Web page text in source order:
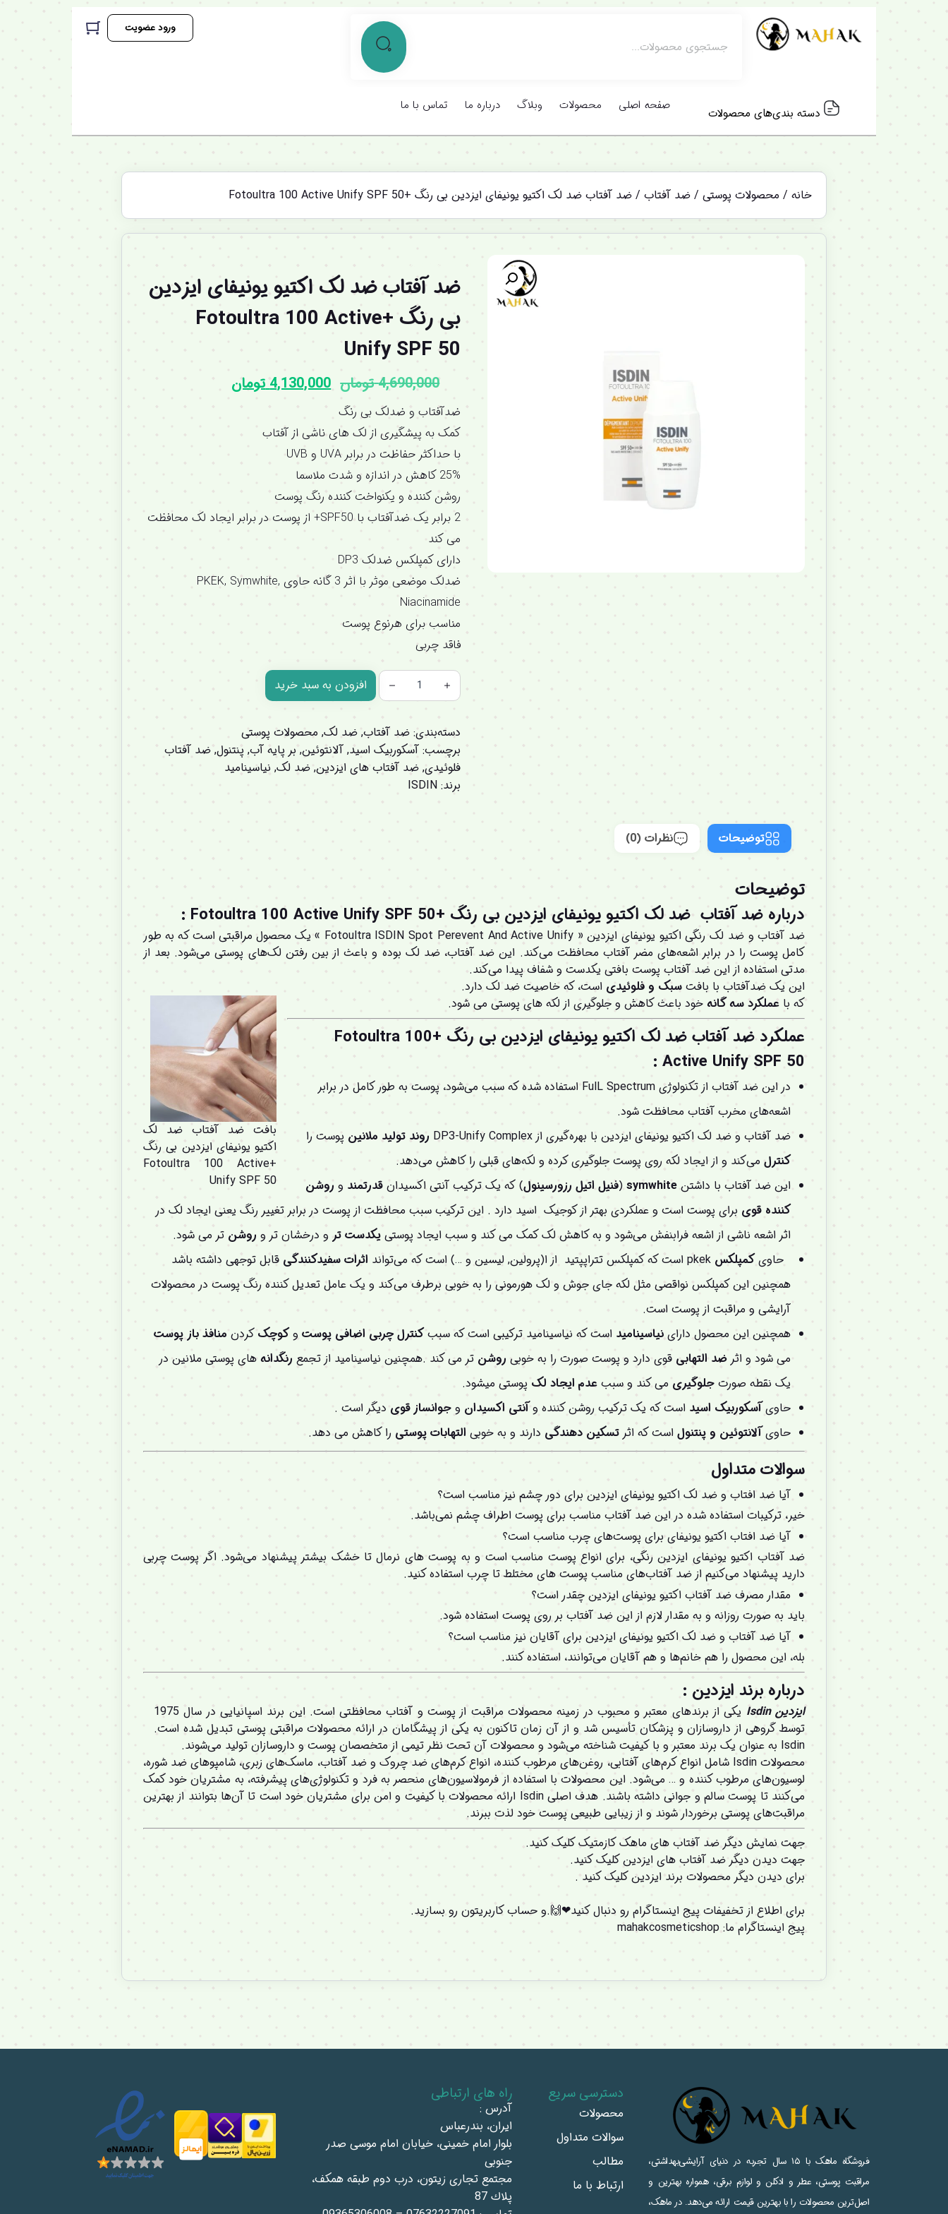
ورود عضویت
دسته بندی‌های محصولات صفحه اصلی محصولات وبلاگ درباره ما تماس با ما
خانه / محصولات پوستی / ضد آفتاب / ضد آفتاب ضد لک اکتیو یونیفای ایزدین بی رنگ +Fotoultra 100 Active Unify SPF 50
ضد آفتاب ضد لک اکتیو یونیفای ایزدین
بی رنگ +Fotoultra 100 Active
Unify SPF 50
4,690,000تومان 4,130,000تومان
ضدآفتاب و ضدلک بی رنگ
کمک به پیشگیری از لک های ناشی از آفتاب
با حداکثر حفاظت در برابر UVA و UVB
25% کاهش در اندازه و شدت ملاسما
روشن کننده و یکنواخت کننده رنگ پوست
2 برابر یک ضدآفتاب با SPF50+ از پوست در برابر ایجاد لک محافظت
می کند
دارای کمپلکس ضدلک DP3
ضدلک موضعی موثر با اثر 3 گانه حاوی PKEK, Symwhite,
Niacinamide
مناسب برای هرنوع پوست
فاقد چربی
افزودن به سبد خرید
دسته‌بندی: ضد آفتاب, ضد لک, محصولات پوستی
برچسب: آسکوربیک اسید, آلانتوئین, بر پایه آب, پنتنول, ضد آفتاب
فلوئیدی, ضد آفتاب های ایزدین, ضد لک, نیاسینامید
برند: ISDIN
توضیحات نظرات (0)
توضیحات
درباره ضد آفتاب ضد لک اکتیو یونیفای ایزدین بی رنگ +Fotoultra 100 Active Unify SPF 50 :
ضد آفتاب و ضد لک رنگی اکتیو یونیفای ایزدین « Fotoultra ISDIN Spot Perevent And Active Unify » یک محصول مراقبتی است که به طور
کامل پوست را در برابر اشعه‌های مضر آفتاب محافظت می‌کند. این ضد آفتاب، ضد لک بوده و باعث از بین رفتن لک‌های پوستی می‌شود. بعد از
مدتی استفاده از این ضد آفتاب پوست بافتی یکدست و شفاف پیدا می‌کند.
این یک ضدآفتاب با بافت سبک و فلوئیدی است، که خاصیت ضد لک دارد.
بافت ضد آفتاب ضد لک
اکتیو یونیفای ایزدین بی رنگ
+Fotoultra 100 Active
Unify SPF 50
که با عملکرد سه گانه خود باعث کاهش و جلوگیری از لکه های پوستی می شود.
عملکرد ضد آفتاب ضد لک اکتیو یونیفای ایزدین بی رنگ +Fotoultra 100
Active Unify SPF 50 :
در این ضد آفتاب از تکنولوژی FulL Spectrum استفاده شده که سبب می‌شود، پوست به طور کامل در برابر
اشعه‌های مخرب آفتاب محافظت شود.
ضد آفتاب و ضد لک اکتیو یونیفای ایزدین با بهره‌گیری از DP3-Unify Complex
روند تولید ملانین پوست را
کنترل می‌کند و از ایجاد لکه روی پوست جلوگیری کرده و لکه‌های قبلی را کاهش می‌دهد.
این ضد آفتاب با داشتن symwhite
(فنیل اتیل رزورسینول) که یک ترکیب آنتی اکسیدان قدرتمند و روشن
کننده قوی برای پوست است و عملکردی بهتر از کوجیک اسید دارد . این ترکیب سبب محافظت از پوست در برابر تغییر رنگ یعنی ایجاد لک در
اثر اشعه ناشی از اشعه فرابنفش می‌شود و به کاهش لک کمک می کند و سبب ایجاد پوستی یکدست تر و درخشان تر و روشن تر می شود.
حاویکمپلکس اثرات سفیدکنندگی قابل توجهی داشته باشد
همچنین این کمپلکس نواقصی مثل لکه جای جوش و لک هورمونی را به خوبی برطرف می‌کند و یک عامل تعدیل کننده رنگ پوست در محصولات
آرایشی و مراقبت از پوست است.
همچنین این محصول دارای نیاسینامید است که نیاسینامید ترکیبی است که سببکنترل چربی اضافی پوست وکوچک کردن منافذ باز پوست
می شود و اثر ضد التهابی قوی دارد و پوست صورت را به خوبی روشن تر می کند .همچنین نیاسینامید از تجمع رنگدانه های پوستی ملانین در
یک نقطه صورت جلوگیری می کند و سبب عدم ایجاد لک پوستی میشود.
حاویآسکوربیک اسید است که یک ترکیب روشن کننده وآنتی اکسیدان و جوانساز قوی دیگر است .
حاویآلانتوئین و پنتنول است که اثر تسکین دهندگی دارند و به خوبی التهابات پوستی را کاهش می دهد.
سوالات متداول
آیا ضد افتاب و ضد لک اکتیو یونیفای ایزدین برای دور چشم نیز مناسب است؟
خیر، ترکیبات استفاده شده در این ضد آفتاب مناسب برای پوست اطراف چشم نمی‌باشد.
آیا ضد افتاب اکتیو یونیفای برای پوست‌های چرب مناسب است؟
ضد آفتاب اکتیو یونیفای ایزدین رنگی، برای انواع پوست مناسب است و به پوست های نرمال تا خشک بیشتر پیشنهاد می‌شود. اگر پوست چربی
دارید پیشنهاد می‌کنیم از ضد آفتاب‌های مناسب پوست های مختلط تا چرب استفاده کنید.
مقدار مصرف ضد آفتاب اکتیو یونیفای ایزدین چقدر است؟
باید به صورت روزانه و به مقدار لازم از این ضد آفتاب بر روی پوست استفاده شود.
آیا ضد آفتاب و ضد لک اکتیو یونیفای ایزدین برای آقایان نیز مناسب است؟
بله، این محصول را هم خانم‌ها و هم آقایان می‌توانند، استفاده کنند.
درباره برند ایزدین :
ایزدین Isdin
یکی از برندهای معتبر و محبوب در زمینه محصولات مراقبت از پوست و آفتاب محافظتی است. این برند اسپانیایی در سال 1975
توسط گروهی از داروسازان و پزشکان تأسیس شد و از آن زمان تاکنون به یکی از پیشگامان در ارائه محصولات مراقبتی پوستی تبدیل شده است.
Isdin به عنوان یک برند معتبر و با کیفیت شناخته می‌شود و محصولات آن تحت نظر تیمی از متخصصان پوست و داروسازان تولید می‌شوند.
محصولات Isdin شامل انواع کرم‌های آفتابی، روغن‌های مرطوب کننده، انواع کرم‌های ضد چروک و ضد آفتاب، ماسک‌های زبری، شامپوهای ضد شوره،
لوسیون‌های مرطوب کننده و … می‌شود. این محصولات با استفاده از فرمولاسیون‌های منحصر به فرد و تکنولوژی‌های پیشرفته، به مشتریان خود کمک
می‌کنند تا پوست سالم و جوانی داشته باشند. هدف اصلی Isdin ارائه محصولات با کیفیت و امن برای مشتریان خود است تا آن‌ها بتوانند از بهترین
مراقبت‌های پوستی برخوردار شوند و از زیبایی طبیعی پوست خود لذت ببرند.
جهت نمایش دیگر ضد آفتاب های ماهک کازمتیک کلیک کنید.
جهت دیدن دیگر ضد آفتاب های ایزدین کلیک کنید.
برای دیدن دیگر محصولات برند ایزدین کلیک کنید .
برای اطلاع از تخفیفات پیج اینستاگرام رو دنبال کنید❤🙌.و حساب کاربریتون رو بسازید.
پیج اینستاگرام ما:
mahakcosmeticshop
فروشگاه ماهک با ۱۵ سال تجربه در دنیای آرایشی‌بهداشتی،
مراقبت پوستی، عطر و ادکلن و لوازم برقی، همواره بهترین و
اصل‌ترین محصولات را با بهترین قیمت ارائه می‌دهد. در ماهک،
دسترسی سریع
محصولات
سوالات متداول
مطالب
ارتباط با ما
راه های ارتباطی
آدرس :
ايران، بندرعباس
بلوار امام خمينى، خيابان امام موسى صدر
جنوبى
مجتمع تجاری زيتون، درب دوم طبقه همكف،
پلاك 87